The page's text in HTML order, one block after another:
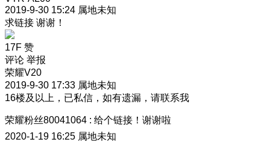
2019-9-30 15:24 属地未知
求链接 谢谢！
17F 赞
评论 举报
荣耀V20
2019-9-30 17:33 属地未知
16楼及以上，已私信，如有遗漏，请联系我
荣耀粉丝80041064 : 给个链接！谢谢啦
2020-1-19 16:25 属地未知